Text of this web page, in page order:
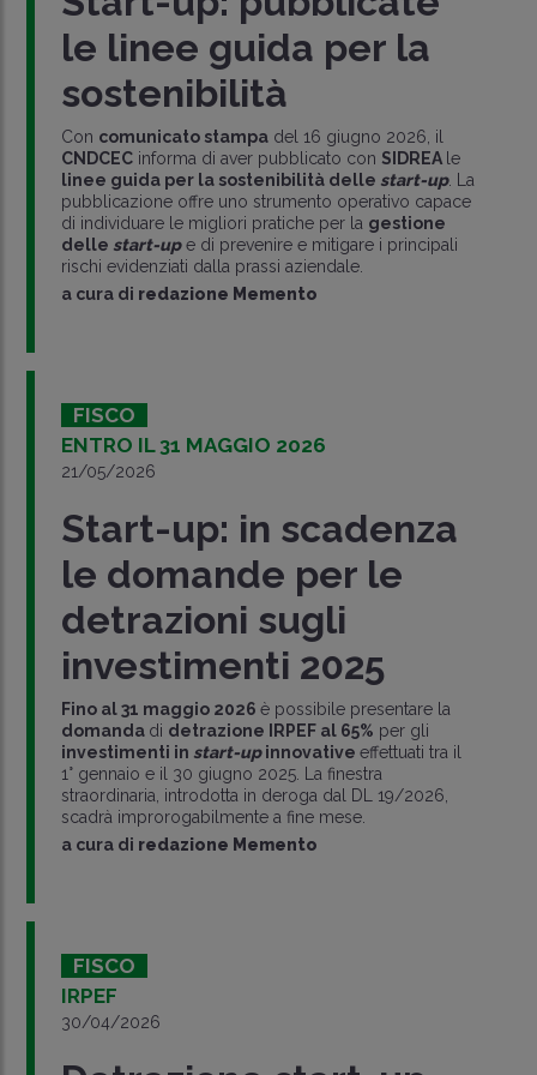
le linee guida per la
sostenibilità
Con comunicato stampadel 16 giugno 2026, il
CNDCECinforma di aver pubblicato con SIDREA le
linee guida per la sostenibilità delle start-up. La
pubblicazione offre uno strumento operativo capace
di individuare le migliori pratiche per la gestione
delle start-upe di prevenire e mitigare i principali
rischi evidenziati dalla prassi aziendale.
a cura di redazione Memento
FISCO
ENTRO IL 31 MAGGIO 2026
21/05/2026
Start-up: in scadenza
le domande per le
detrazioni sugli
investimenti 2025
Fino al 31 maggio 2026 è possibile presentare la
domanda di detrazione IRPEF al 65% per gli
investimenti in start-upinnovative effettuati tra il
1° gennaio e il 30 giugno 2025. La finestra
straordinaria, introdotta in deroga dal DL 19/2026,
scadrà improrogabilmente a fine mese.
a cura di redazione Memento
FISCO
IRPEF
30/04/2026